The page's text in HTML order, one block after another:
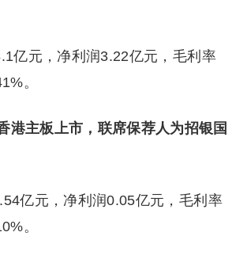
亿元，净利润3.22亿元，毛利率
。
港主板上市，联席保荐人为招银国
亿元，净利润0.05亿元，毛利率
。